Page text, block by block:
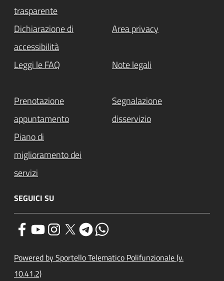
trasparente
Dichiarazione di
accessibilità
Area privacy
Leggi le FAQ Note legali
Prenotazione
appuntamento
Segnalazione
disservizio
Piano di
miglioramento dei
servizi
SEGUICI SU
Powered by Sportello Telematico Polifunzionale (v.
10.41.2)